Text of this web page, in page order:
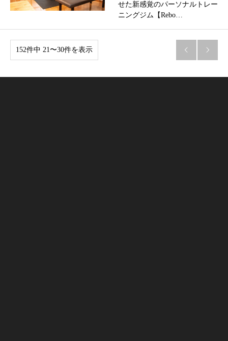
せた新感覚のパーソナルトレー
ニングジム【Rebo…
152件中 21〜30件を表示  